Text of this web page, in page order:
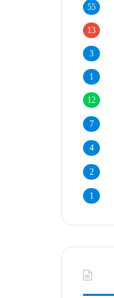
55
13
3
1
12
7
4
2
1